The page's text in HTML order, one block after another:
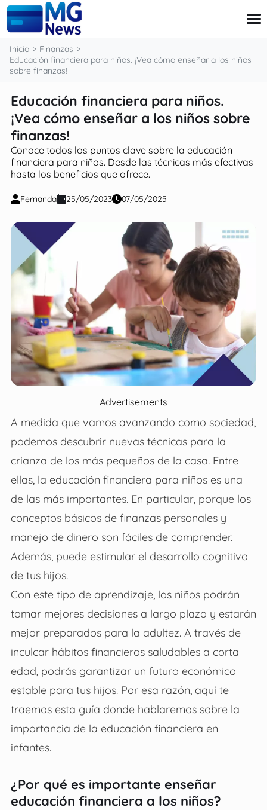
contenido
Finanzas
Pensiones
Préstamo
Ingressos Extra
Inicio
Finanzas
Educación financiera para niños. ¡Vea cómo enseñar a los niños
sobre finanzas!
Educación financiera para niños.
¡Vea cómo enseñar a los niños sobre
finanzas!
Conoce todos los puntos clave sobre la educación
financiera para niños. Desde las técnicas más efectivas
hasta los beneficios que ofrece.
Fernanda 25/05/2023 07/05/2025
Advertisements
A medida que vamos avanzando como sociedad,
podemos descubrir nuevas técnicas para la
crianza de los más pequeños de la casa. Entre
ellas, la educación financiera para niños es una
de las más importantes. En particular, porque los
conceptos básicos de finanzas personales y
manejo de dinero son fáciles de comprender.
Además, puede estimular el desarrollo cognitivo
de tus hijos.
Con este tipo de aprendizaje, los niños podrán
tomar mejores decisiones a largo plazo y estarán
mejor preparados para la adultez. A través de
inculcar hábitos financieros saludables a corta
edad, podrás garantizar un futuro económico
estable para tus hijos. Por esa razón, aquí te
traemos esta guía donde hablaremos sobre la
importancia de la educación financiera en
infantes.
¿Por qué es importante enseñar
educación financiera a los niños?